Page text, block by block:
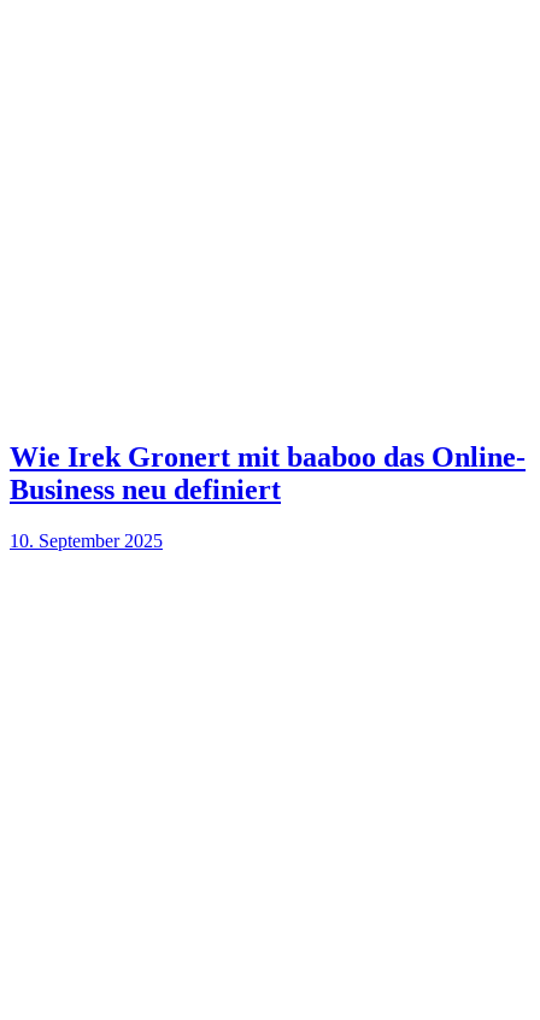
Wie Irek Gronert mit baaboo das Online-
Business neu definiert
10. September 2025